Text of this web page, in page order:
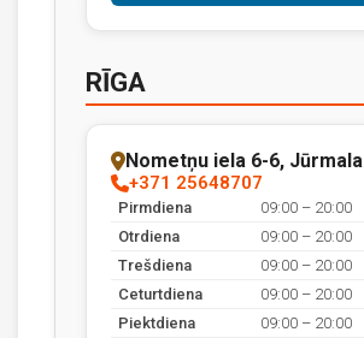
RĪGA
Nometņu iela 6-6, Jūrmala
+371 25648707
Pirmdiena
09:00 – 20:00
Otrdiena
09:00 – 20:00
Trešdiena
09:00 – 20:00
Ceturtdiena
09:00 – 20:00
Piektdiena
09:00 – 20:00